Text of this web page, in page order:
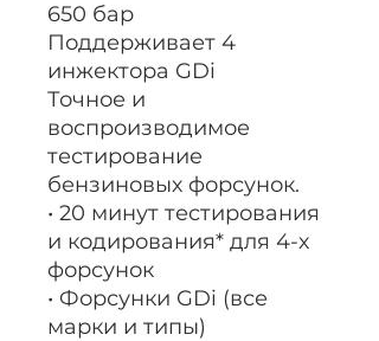
650 бар
Поддерживает 4
инжектора GDi
Точное и
воспроизводимое
тестирование
бензиновых форсунок.
• 20 минут тестирования
и кодирования* для 4-х
форсунок
• Форсунки GDi (все
марки и типы)